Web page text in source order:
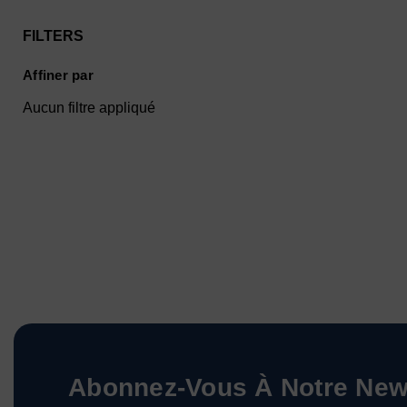
FILTERS
Affiner par
Aucun filtre appliqué
Abonnez-Vous À Notre